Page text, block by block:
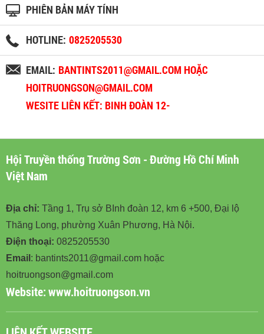
PHIÊN BẢN MÁY TÍNH
HOTLINE: 0825205530
EMAIL: BANTINTS2011@GMAIL.COM HOẶC
HOITRUONGSON@GMAIL.COM
WESITE LIÊN KẾT: BINH ĐOÀN 12-
Hội Truyền thống Trường Sơn - Đường Hồ Chí Minh
Việt Nam
Địa chỉ: Tầng 1, Trụ sở BInh đoàn 12, km 6 +500, Đại lộ
Thăng Long, phường Xuân Phương, Hà Nội.
Điện thoại: 0825205530
Email : bantints2011@gmail.com hoặc
hoitruongson@gmail.com
Website:www.hoitruongson.vn